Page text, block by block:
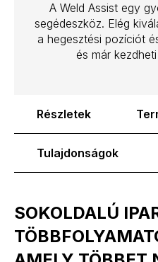
A Weld Assist egy
segédeszköz. Elég
a hegesztési pozíciót
és már
Részletek
Tulajdonságok
SOKOLDALÚ